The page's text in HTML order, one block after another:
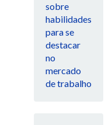
sobre
habilidades
para se
destacar
no
mercado
de trabalho